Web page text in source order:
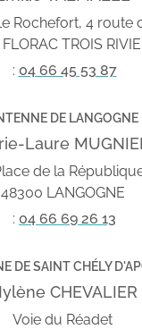
Rochefort, 4 route
TROIS
: 04 66 45 53 87
DE LANGOGNE
Laure
de la
48300 LANGOGNE
: 04 66 69 26 13
DE SAINT CHÉLY
CHEVALIER
Voie du Réadet